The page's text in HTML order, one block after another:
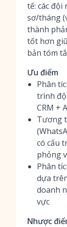
tế: các đội
sơ/tháng
thành
tốt hơn
bản tóm
Ưu điểm
Phân
trình độ
CRM +
Tương
có cấu
phỏng
Phân
dựa
doanh
vực
Nhược